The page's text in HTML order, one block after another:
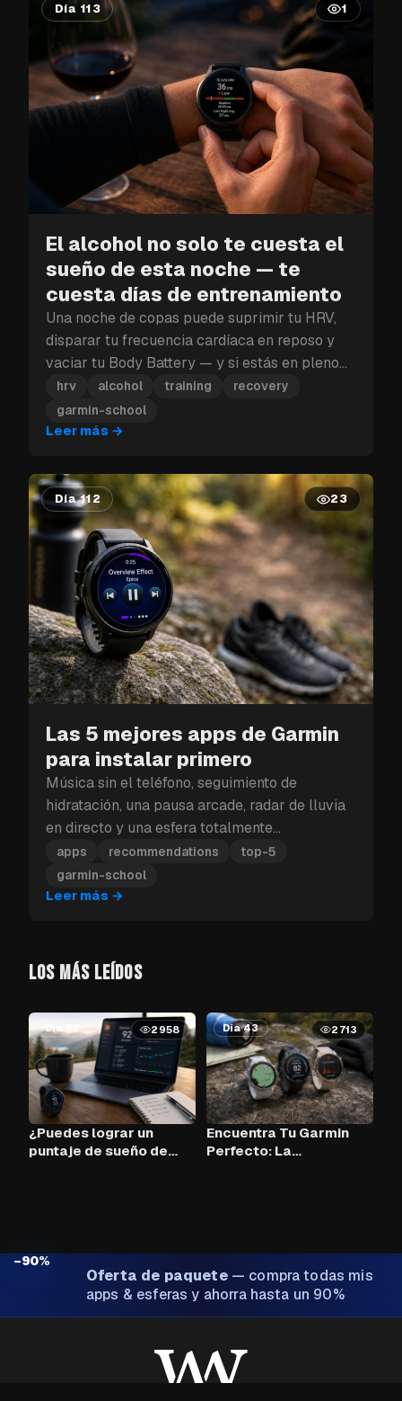
Día 113 1
El alcohol no solo te cuesta el
sueño de esta noche — te
cuesta días de entrenamiento
Una noche de copas puede suprimir tu HRV,
disparar tu frecuencia cardíaca en reposo y
vaciar tu Body Battery — y si estás en pleno
bloque de entrenamiento, ese golpe a la
recuperación puede costarte más que un solo
día.
hrv alcohol training
recovery
garmin-school
Leer más →
Día 112 23
Las 5 mejores apps de Garmin
para instalar primero
Música sin el teléfono, seguimiento de
hidratación, una pausa arcade, radar de lluvia
en directo y una esfera totalmente
personalizable: estas son las cinco apps de
Garmin que debes instalar primero.
apps recommendations
top-5
garmin-school
Leer más →
LOS MÁS LEÍDOS
Día 62 2958
¿Puedes lograr un
puntaje de sueño de
Día 43 2713
Encuentra Tu Garmin
Perfecto: La
−90%
Oferta de paquete— compra todas mis
apps & esferas y ahorra hasta un 90%